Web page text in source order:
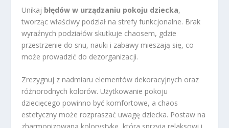
Unikaj błędów w urządzaniu pokoju dziecka,
tworząc właściwy podział na strefy funkcjonalne. Brak
wyraźnych podziałów skutkuje chaosem, gdzie
przestrzenie do snu, nauki i zabawy mieszają się, co
może prowadzić do dezorganizacji.
Zrezygnuj z nadmiaru elementów dekoracyjnych oraz
różnorodnych kolorów. Użytkowanie pokoju
dziecięcego powinno być komfortowe, a chaos
estetyczny może rozpraszać uwagę dziecka. Postaw na